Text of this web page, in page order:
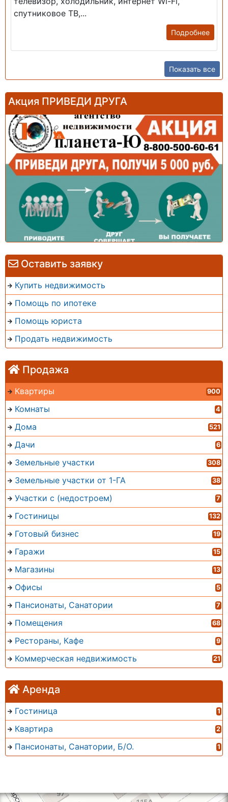
Оставить заявку
Купить недвижимость
Помощь по ипотеке
Помощь юриста
Продать недвижимость
Продажа
Квартиры 900
Комнаты 4
Дома 521
Дачи 6
Земельные участки 308
Земельные участки от 1-ГА 38
Участки с (недостроем) 7
Гостиницы 132
Готовый бизнес 19
Гаражи 15
Магазины 13
Офисы 5
Пансионаты, Санатории 7
Помещения 68
Рестораны, Кафе 9
Коммерческая недвижимость 21
Аренда
Гостиница 1
Квартира 2
Пансионаты, Санатории, Б/О. 1
спутниковое ТВ,...
Подробнее
Показать все
Акция ПРИВЕДИ ДРУГА